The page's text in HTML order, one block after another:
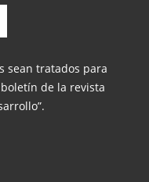
sean tratados para
de la revista